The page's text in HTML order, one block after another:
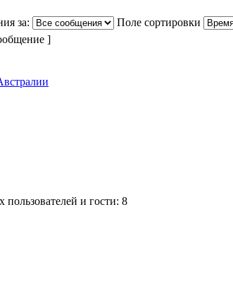
за:
Поле сортировки
]
и гости: 8